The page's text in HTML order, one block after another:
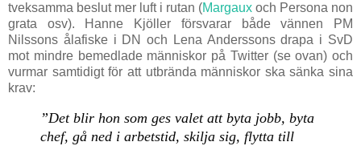
tveksamma beslut mer luft i rutan (Margaux och Persona non
grata osv). Hanne Kjöller försvarar både vännen PM
Nilssons ålafiske i DN och Lena Anderssons drapa i SvD
mot mindre bemedlade människor på Twitter (se ovan) och
vurmar samtidigt för att utbrända människor ska sänka sina
krav:
”Det blir hon som ges valet att byta jobb, byta
chef, gå ned i arbetstid, skilja sig, flytta till